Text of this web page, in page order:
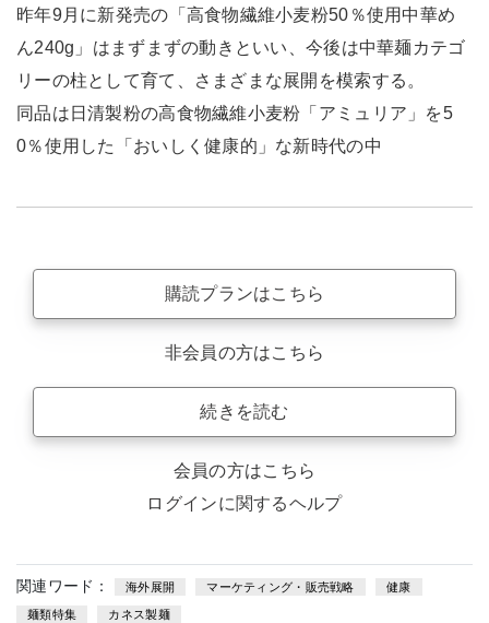
昨年9月に新発売の「高食物繊維小麦粉50％使用中華め
ん240g」はまずまずの動きといい、今後は中華麺カテゴ
リーの柱として育て、さまざまな展開を模索する。
同品は日清製粉の高食物繊維小麦粉「アミュリア」を5
0％使用した「おいしく健康的」な新時代の中
購読プランはこちら
非会員の方はこちら
続きを読む
会員の方はこちら
ログインに関するヘルプ
関連ワード： 海外展開 マーケティング・販売戦略 健康
麺類特集 カネス製麺